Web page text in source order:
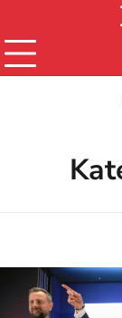
content